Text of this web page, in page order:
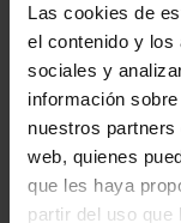
Las cookies de
el contenido y los
sociales y
información
nuestros
web, quienes
que les haya
partir del uso
Cobertura